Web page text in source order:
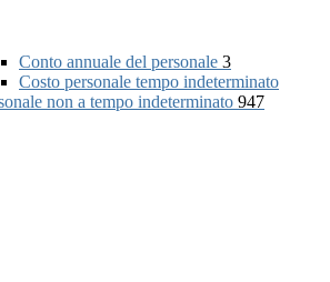
Conto annuale del personale 3
Costo personale tempo indeterminato
non a tempo indeterminato 947